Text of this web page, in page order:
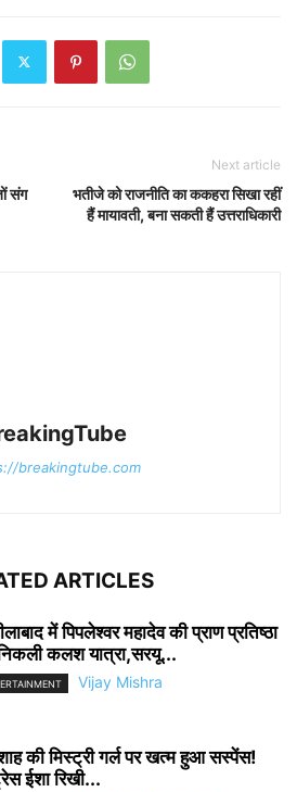
संग
Next article
भतीजे को राजनीति का ककहरा सिखा रहीं
हैं मायावती, बना सकती हैं उत्तराधिकारी
breakingtube.com
ARTICLES
में पिपलेश्वर महादेव की प्राण प्रतिष्ठा
कलश यात्रा,सरयू...
Vijay Mishra
की मिस्ट्री गर्ल पर खत्म हुआ सस्पेंस!
ईशा रिखी...